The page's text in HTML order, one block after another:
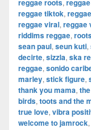
reggae roots,
reggae tiktok,
reggae viral, reggae
riddims reggae,
sean paul, seun kuti,
decirte, sizzla, ska
reggae, sonido
marley, stick figure,
thank you mama,
birds, toots and the
true love, vibra
welcome to jamrock,